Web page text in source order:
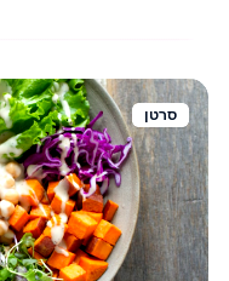
אונקולוגי.
סרטן